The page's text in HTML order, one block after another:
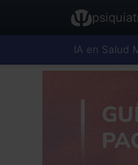
IA en Salud